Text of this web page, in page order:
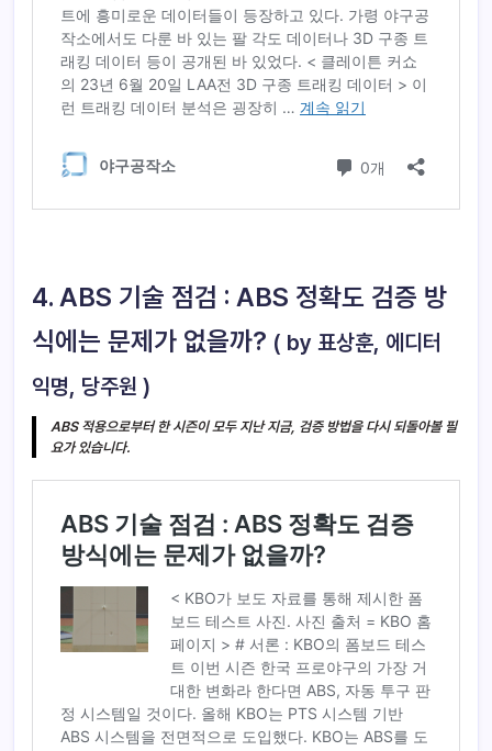
4. ABS 기술 점검 : ABS 정확도 검증 방
식에는 문제가 없을까? ( by 표상훈, 에디터
익명, 당주원 )
ABS 적용으로부터 한 시즌이 모두 지난 지금, 검증 방법을 다시 되돌아볼 필
요가 있습니다.